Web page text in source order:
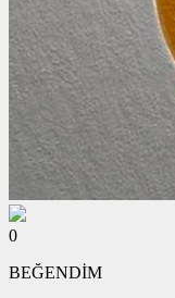
0
BEĞENDİM